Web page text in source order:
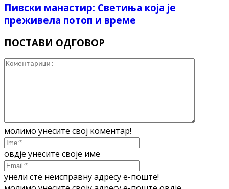
Пивски манастир: Светиња која је
преживела потоп и време
ПОСТАВИ ОДГОВОР
молимо унесите свој коментар!
овдје унесите своје име
унели сте неисправну адресу е-поште!